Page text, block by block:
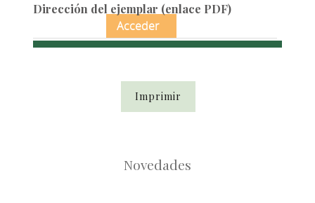
Dirección del ejemplar (enlace PDF)
Acceder
Imprimir
Novedades